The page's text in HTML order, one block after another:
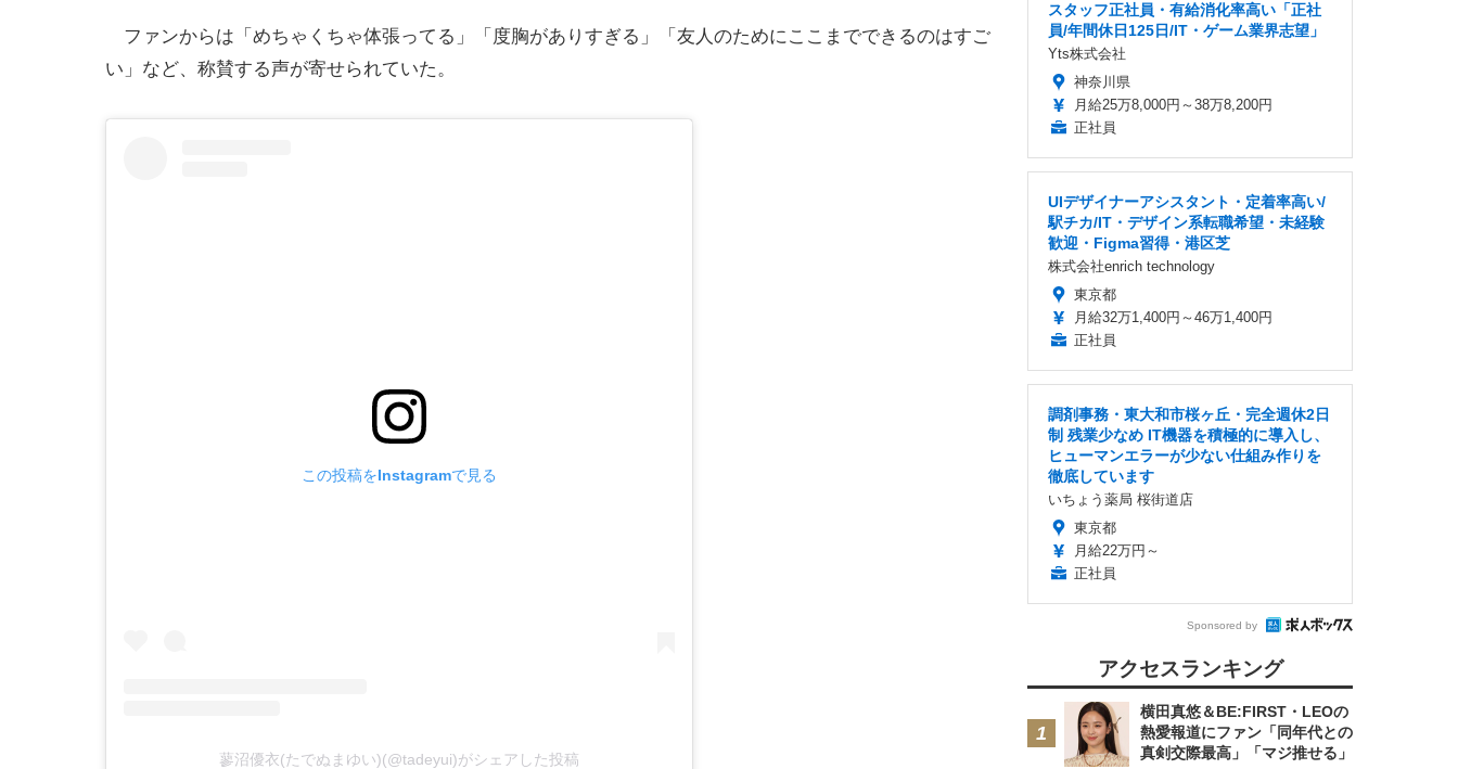
ファンからは「めちゃくちゃ体張ってる」「度胸がありすぎる」「友人のためにここまでできるのはすご
い」など、称賛する声が寄せられていた。
この投稿をInstagramで見る
蓼沼優衣(たでぬまゆい)(@tadeyui)がシェアした投稿
スタッフ正社員・有給消化率高い「正社
員/年間休日125日/IT・ゲーム業界志望」
Yts株式会社
神奈川県
月給25万8,000円～38万8,200円
正社員
UIデザイナーアシスタント・定着率高い/
駅チカ/IT・デザイン系転職希望・未経験
歓迎・Figma習得・港区芝
株式会社enrich technology
東京都
月給32万1,400円～46万1,400円
正社員
調剤事務・東大和市桜ヶ丘・完全週休2日
制 残業少なめ IT機器を積極的に導入し、
ヒューマンエラーが少ない仕組み作りを
徹底しています
いちょう薬局 桜街道店
東京都
月給22万円～
正社員
Sponsored by
アクセスランキング
横田真悠＆BE:FIRST・LEOの
熱愛報道にファン「同年代との
真剣交際最高」「マジ推せる」